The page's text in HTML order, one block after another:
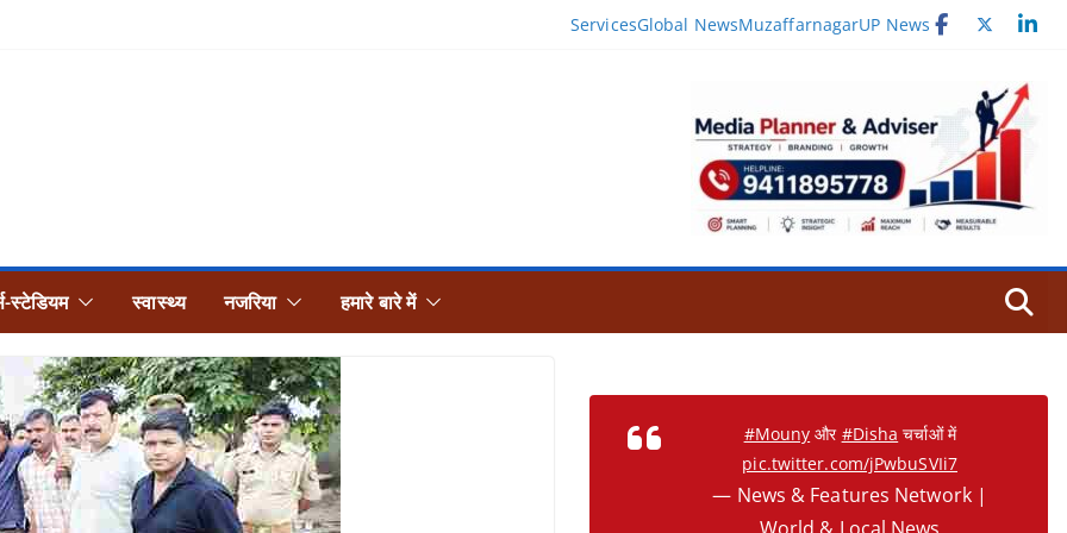
ServicesGlobal NewsMuzaffarnagarUP News
स्टेडियम स्वास्थ्य नजरिया हमारे बारे में
#Mouny और #Disha चर्चाओं में
pic.twitter.com/jPwbuSVIi7
— News & Features Network |